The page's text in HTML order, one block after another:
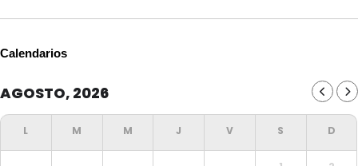
Calendarios
AGOSTO, 2026